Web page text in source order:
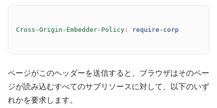
Cross-Origin-Embedder-Policy : require-corp
ページがこのヘッダーを送信すると、ブラウザはそのペー
ジが読み込むすべてのサブリソースに対して、以下のいず
れかを要求します。